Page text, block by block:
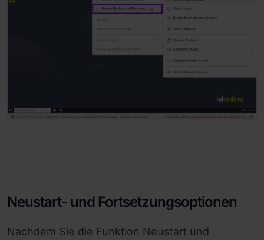
Neustart- und Fortsetzungsoptionen
Nachdem Sie die Funktion Neustart und